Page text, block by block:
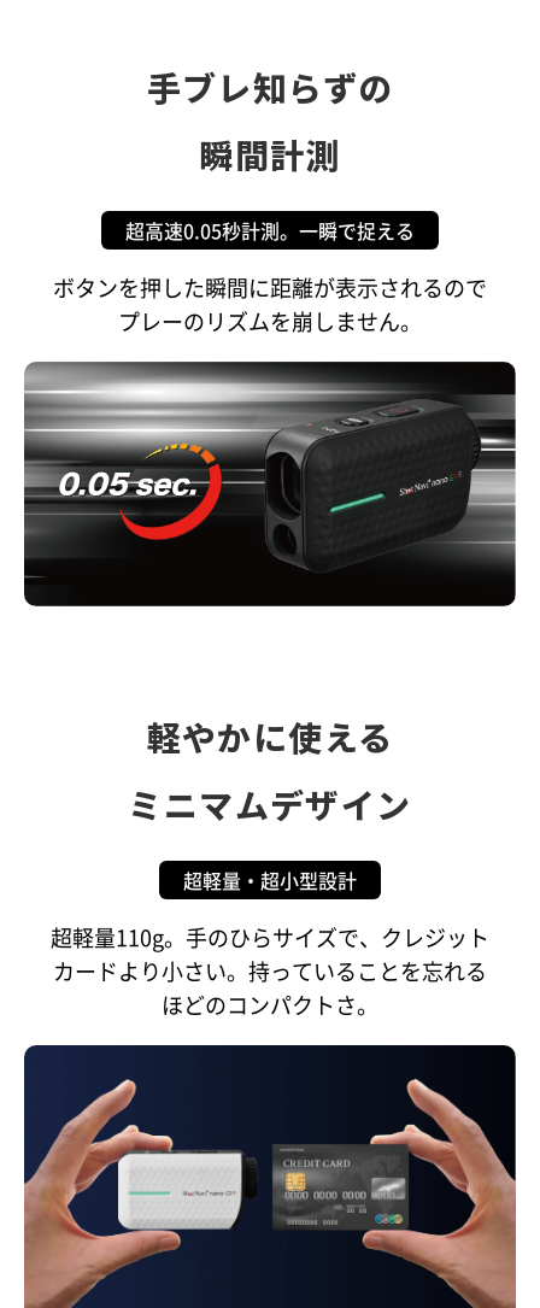
手ブレ知らずの
瞬間計測
超高速0.05秒計測。一瞬で捉える
ボタンを押した瞬間に距離が表示されるので
プレーのリズムを崩しません。
軽やかに使える
ミニマムデザイン
超軽量・超小型設計
超軽量110g。手のひらサイズで、クレジット
カードより小さい。持っていることを忘れる
ほどのコンパクトさ。